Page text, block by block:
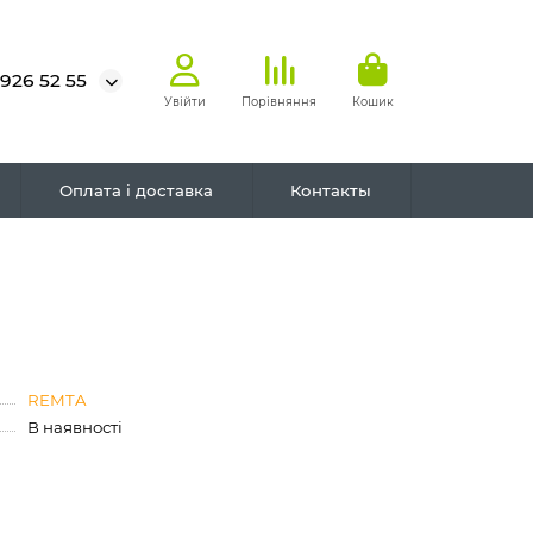
52 55
Увійти Порівняння Кошик
Оплата і доставка Контакты
REMTA
В наявності